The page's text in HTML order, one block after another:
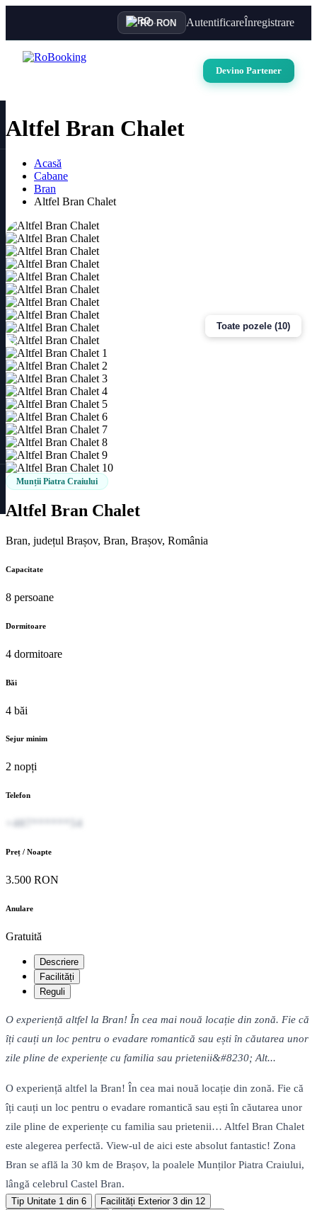
RO·RON AutentificareÎnregistrare
Devino Partener
Altfel Bran Chalet
Acasă
Cabane
Bran
Altfel Bran Chalet
Toate pozele (10)
Munții Piatra Craiului
Altfel Bran Chalet
Bran, județul Brașov, Bran, Brașov, România
Capacitate
8 persoane
Dormitoare
4 dormitoare
Băi
4 băi
Sejur minim
2 nopți
Telefon
+407******54
Preț / Noapte
3.500 RON
Anulare
Gratuită
Descriere
Facilități
Reguli
O experiență altfel la Bran! În cea mai nouă locație din zonă. Fie că
îți cauți un loc pentru o evadare romantică sau ești în căutarea unor
zile pline de experiențe cu familia sau prietenii&#8230; Alt...
O experiență altfel la Bran! În cea mai nouă locație din zonă. Fie că
îți cauți un loc pentru o evadare romantică sau ești în căutarea unor
zile pline de experiențe cu familia sau prietenii… Altfel Bran Chalet
este alegerea perfectă. View-ul de aici este absolut fantastic! Zona
Bran se află la 30 km de Brașov, la poalele Munților Piatra Craiului,
lângă celebrul Castel Bran.
Tip Unitate 1 din 6 Facilități Exterior 3 din 12